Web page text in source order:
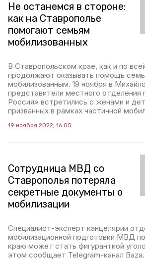
Не останемся в стороне:
как на Ставрополье
помогают семьям
мобилизованных
В Ставропольском крае, как и по
продолжают оказывать помощь
мобилизованным. 19 ноября в
представители местного отделения
Россия» встретились с жёнами и
призванных в рамках частичной
19 ноября 2022, 16:05
Сотрудница МВД со
Ставрополья потеряла
секретные документы о
мобилизации
Специалист-эксперт канцелярии
мобилизационной подготовки МВД
краю может стать фигуранткой
этом сообщает Telegram-канал Baza.